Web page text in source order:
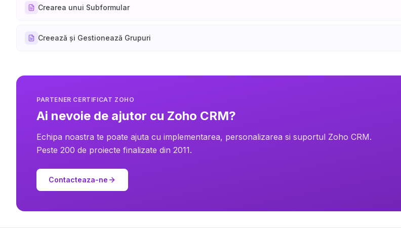
Crearea unui Subformular
Creează și Gestionează Grupuri
PARTENER CERTIFICAT ZOHO
Ai nevoie de ajutor cu Zoho CRM?
Echipa noastra te poate ajuta cu implementarea, personalizarea si suportul Zoho CRM.
Peste 200 de proiecte finalizate din 2011.
Contacteaza-ne